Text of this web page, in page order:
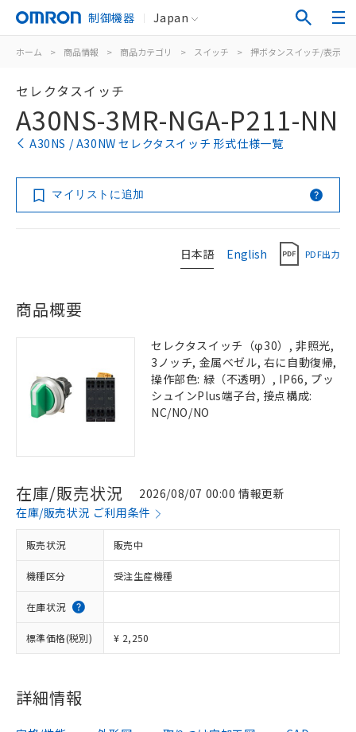
制御機器 Japan
ホーム > 商品情報 > 商品カテゴリ > スイッチ > 押ボタンスイッチ/表示灯
セレクタスイッチ
A30NS-3MR-NGA-P211-NN
A30NS / A30NW セレクタスイッチ 形式仕様一覧
マイリストに追加
日本語 English PDF出力
商品概要
セレクタスイッチ（φ30）, 非照光,
3ノッチ, 金属ベゼル, 右に自動復帰,
操作部色: 緑（不透明）, IP66, プッ
シュインPlus端子台, 接点構成:
NC/NO/NO
在庫/販売状況
2026/08/07 00:00 情報更新
在庫/販売状況 ご利用条件
販売状況 販売中
機種区分 受注生産機種
在庫状況
標準価格(税別) ¥ 2,250
詳細情報